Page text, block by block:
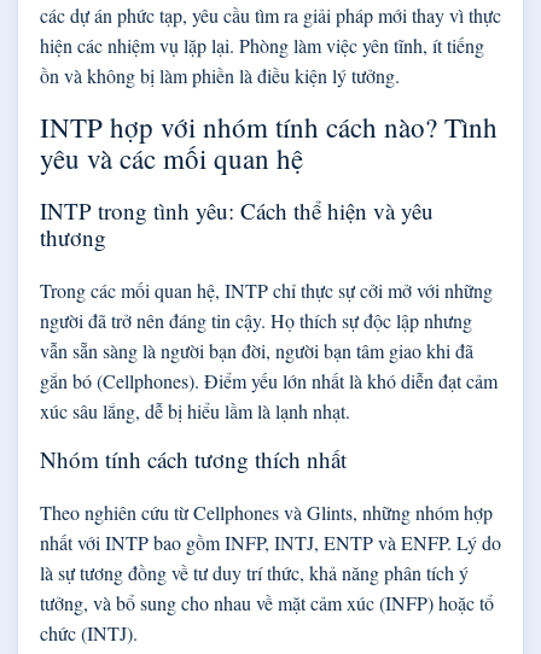
các dự án phức tạp, yêu cầu tìm ra giải pháp mới thay vì thực
hiện các nhiệm vụ lặp lại. Phòng làm việc yên tĩnh, ít tiếng
ồn và không bị làm phiền là điều kiện lý tưởng.
INTP hợp với nhóm tính cách nào? Tình
yêu và các mối quan hệ
INTP trong tình yêu: Cách thể hiện và yêu
thương
Trong các mối quan hệ, INTP chỉ thực sự cởi mở với những
người đã trở nên đáng tin cậy. Họ thích sự độc lập nhưng
vẫn sẵn sàng là người bạn đời, người bạn tâm giao khi đã
gắn bó (Cellphones). Điểm yếu lớn nhất là khó diễn đạt cảm
xúc sâu lắng, dễ bị hiểu lầm là lạnh nhạt.
Nhóm tính cách tương thích nhất
Theo nghiên cứu từ Cellphones và Glints, những nhóm hợp
nhất với INTP bao gồm INFP, INTJ, ENTP và ENFP. Lý do
là sự tương đồng về tư duy trí thức, khả năng phân tích ý
tưởng, và bổ sung cho nhau về mặt cảm xúc (INFP) hoặc tổ
chức (INTJ).